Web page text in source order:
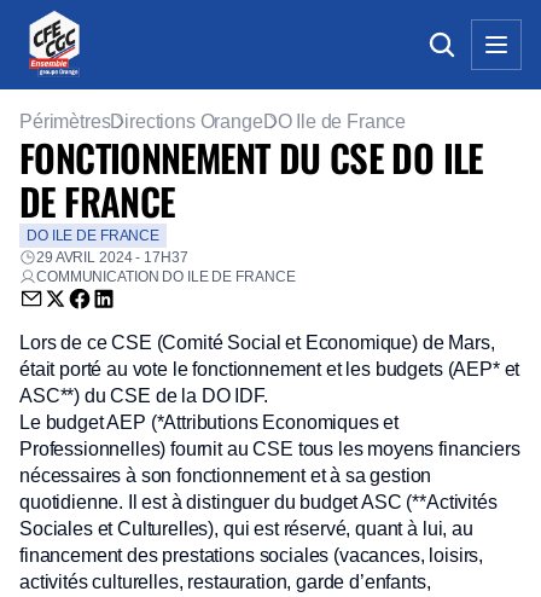
PérimètresDirections Orange DO Ile de France
FONCTIONNEMENT DU CSE DO ILE
DE FRANCE
DO ILE DE FRANCE
29 AVRIL 2024 - 17H37
COMMUNICATION DO ILE DE FRANCE
Envoyer par email (nouvelle fenêtre)
Partager sur Twitter (nouvelle fenêtre)
Partager sur Facebook (nouvelle fenêtre)
Partager sur LinkedIn (nouvelle fenêtre)
Lors de ce CSE (Comité Social et Economique) de Mars,
était porté au vote le fonctionnement et les budgets (AEP* et
ASC**) du CSE de la DO IDF.
Le budget AEP (*Attributions Economiques et
Professionnelles) fournit au CSE tous les moyens financiers
nécessaires à son fonctionnement et à sa gestion
quotidienne. Il est à distinguer du budget ASC (**Activités
Sociales et Culturelles), qui est réservé, quant à lui, au
financement des prestations sociales (vacances, loisirs,
activités culturelles, restauration, garde d’enfants,